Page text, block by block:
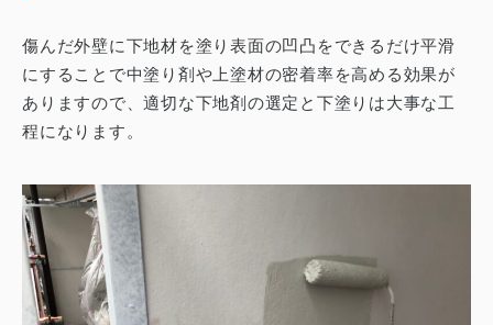
傷んだ外壁に下地材を塗り表面の凹凸をできるだけ平滑
にすることで中塗り剤や上塗材の密着率を高める効果が
ありますので、適切な下地剤の選定と下塗りは大事な工
程になります。